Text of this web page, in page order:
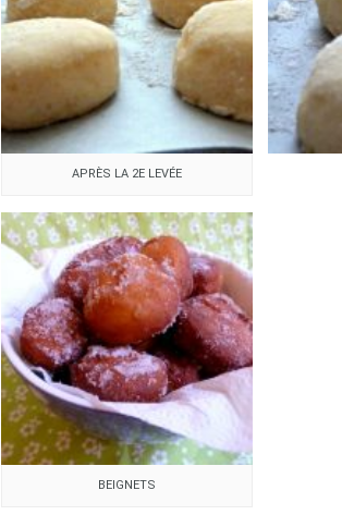
APRÈS LA 2E LEVÉE
BEIGNETS